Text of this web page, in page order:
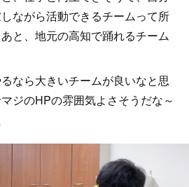
ながら活動できるチームって所
と、地元の高知で踊れるチーム
なら大きいチームが良いなと思
ジのHPの雰囲気よさそうだな～